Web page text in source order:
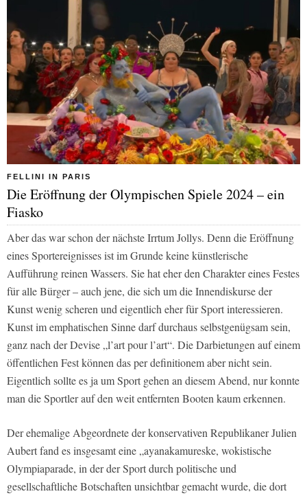
FELLINI IN PARIS
Die Eröffnung der Olympischen Spiele 2024 – ein
Fiasko
Aber das war schon der nächste Irrtum Jollys. Denn die Eröffnung
eines Sportereignisses ist im Grunde keine künstlerische
Aufführung reinen Wassers. Sie hat eher den Charakter eines Festes
für alle Bürger – auch jene, die sich um die Innendiskurse der
Kunst wenig scheren und eigentlich eher für Sport interessieren.
Kunst im emphatischen Sinne darf durchaus selbstgenügsam sein,
ganz nach der Devise „l’art pour l’art“. Die Darbietungen auf einem
öffentlichen Fest können das per definitionem aber nicht sein.
Eigentlich sollte es ja um Sport gehen an diesem Abend, nur konnte
man die Sportler auf den weit entfernten Booten kaum erkennen.
Der ehemalige Abgeordnete der konservativen Republikaner Julien
Aubert fand es insgesamt eine „ayanakamureske, wokistische
Olympiaparade, in der der Sport durch politische und
gesellschaftliche Botschaften unsichtbar gemacht wurde, die dort